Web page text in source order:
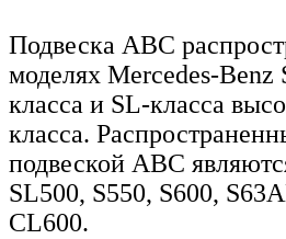
Подвеска ABC
моделях Mercedes-Benz
класса и SL-класса
класса.
подвеской ABC
SL500, S550, S600,
CL600.